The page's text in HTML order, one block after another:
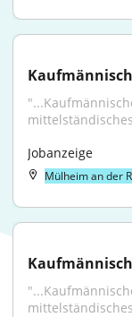
Jobanzeige
Mülheim an der